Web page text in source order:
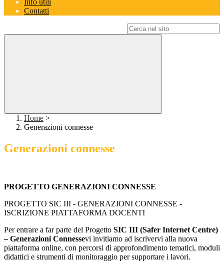
Info utili
Contatti
Home >
Generazioni connesse
Generazioni connesse
PROGETTO GENERAZIONI CONNESSE
PROGETTO SIC III - GENERAZIONI CONNESSE -
ISCRIZIONE PIATTAFORMA DOCENTI
Per entrare a far parte del Progetto SIC III (Safer Internet Centre)
– Generazioni Connessevi invitiamo ad iscrivervi alla nuova
piattaforma online, con percorsi di approfondimento tematici, moduli
didattici e strumenti di monitoraggio per supportare i lavori.